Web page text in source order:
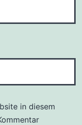
in diesem